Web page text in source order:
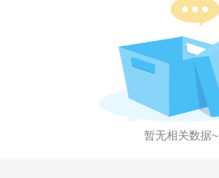
暂无相关数据~